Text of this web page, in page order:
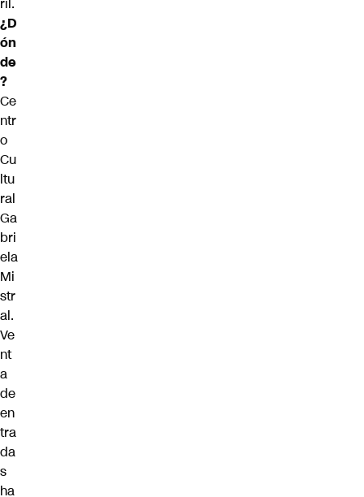
¿D
ón
de
?
Ce
ntr
o
Cu
ltu
ral
Ga
bri
ela
Mi
str
al.
Ve
nt
a
de
en
tra
da
s
ha